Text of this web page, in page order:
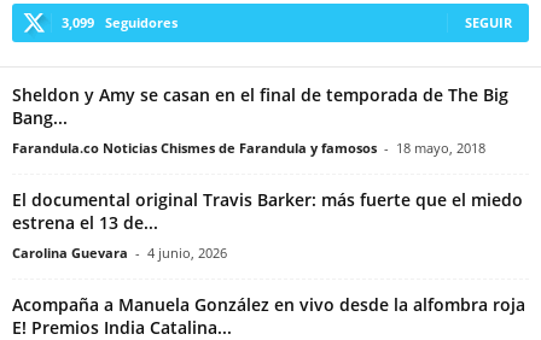
3,099 Seguidores SEGUIR
Sheldon y Amy se casan en el final de temporada de The Big
Bang...
Farandula.co Noticias Chismes de Farandula y famosos - 18 mayo, 2018
El documental original Travis Barker: más fuerte que el miedo
estrena el 13 de...
Carolina Guevara - 4 junio, 2026
Acompaña a Manuela González en vivo desde la alfombra roja
E! Premios India Catalina...